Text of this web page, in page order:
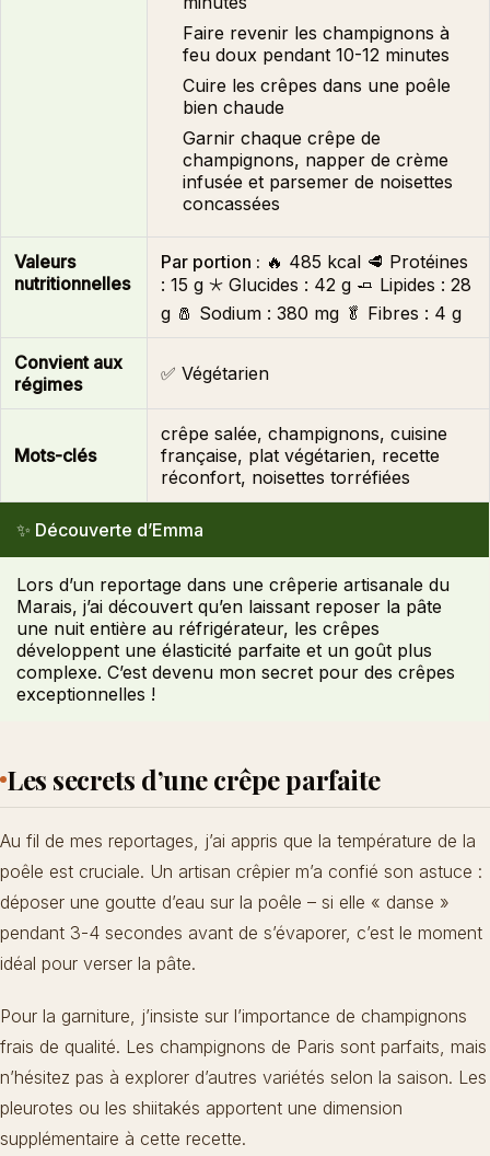
Faire revenir les champignons à
feu doux pendant 10-12 minutes
Cuire les crêpes dans une poêle
bien chaude
Garnir chaque crêpe de
champignons, napper de crème
infusée et parsemer de noisettes
concassées
Valeurs
nutritionnelles
Par portion : 🔥 485 kcal 🥩 Protéines
: 15 g 🞯 Glucides : 42 g 🧈 Lipides : 28
g 🧂 Sodium : 380 mg 🥬 Fibres : 4 g
Convient aux
régimes
✅ Végétarien
Mots-clés
crêpe salée, champignons, cuisine
française, plat végétarien, recette
réconfort, noisettes torréfiées
✨ Découverte d’Emma
Lors d’un reportage dans une crêperie artisanale du
Marais, j’ai découvert qu’en laissant reposer la pâte
une nuit entière au réfrigérateur, les crêpes
développent une élasticité parfaite et un goût plus
complexe. C’est devenu mon secret pour des crêpes
exceptionnelles !
Les secrets d’une crêpe parfaite
Au fil de mes reportages, j’ai appris que la température de la
poêle est cruciale. Un artisan crêpier m’a confié son astuce :
déposer une goutte d’eau sur la poêle – si elle « danse »
pendant 3-4 secondes avant de s’évaporer, c’est le moment
idéal pour verser la pâte.
Pour la garniture, j’insiste sur l’importance de champignons
frais de qualité. Les champignons de Paris sont parfaits, mais
n’hésitez pas à explorer d’autres variétés selon la saison. Les
pleurotes ou les shiitakés apportent une dimension
supplémentaire à cette recette.